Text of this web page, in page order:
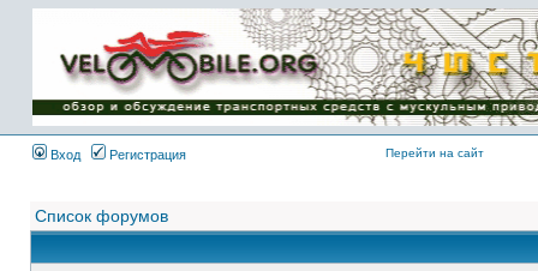
Вход Регистрация Перейти на сайт
Список форумов